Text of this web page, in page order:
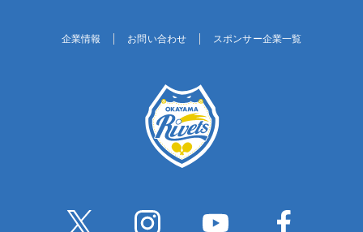
企業情報 お問い合わせ スポンサー企業一覧